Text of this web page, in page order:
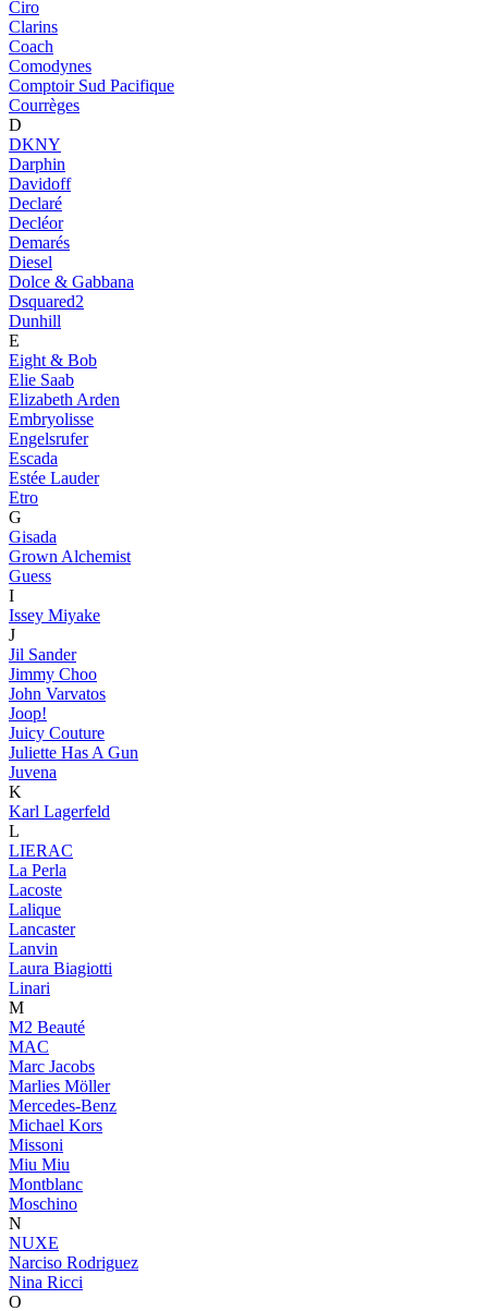
Ciro
Clarins
Coach
Comodynes
Comptoir Sud Pacifique
Courrèges
D
DKNY
Darphin
Davidoff
Declaré
Decléor
Demarés
Diesel
Dolce & Gabbana
Dsquared2
Dunhill
E
Eight & Bob
Elie Saab
Elizabeth Arden
Embryolisse
Engelsrufer
Escada
Estée Lauder
Etro
G
Gisada
Grown Alchemist
Guess
I
Issey Miyake
J
Jil Sander
Jimmy Choo
John Varvatos
Joop!
Juicy Couture
Juliette Has A Gun
Juvena
K
Karl Lagerfeld
L
LIERAC
La Perla
Lacoste
Lalique
Lancaster
Lanvin
Laura Biagiotti
Linari
M
M2 Beauté
MAC
Marc Jacobs
Marlies Möller
Mercedes-Benz
Michael Kors
Missoni
Miu Miu
Montblanc
Moschino
N
NUXE
Narciso Rodriguez
Nina Ricci
O